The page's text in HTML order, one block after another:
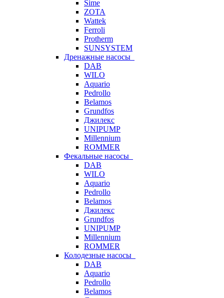
Sime
ZOTA
Wattek
Ferroli
Protherm
SUNSYSTEM
Дренажные насосы
DAB
WILO
Aquario
Pedrollo
Belamos
Grundfos
Джилекс
UNIPUMP
Millennium
ROMMER
Фекальные насосы
DAB
WILO
Aquario
Pedrollo
Belamos
Джилекс
Grundfos
UNIPUMP
Millennium
ROMMER
Колодезные насосы
DAB
Aquario
Pedrollo
Belamos